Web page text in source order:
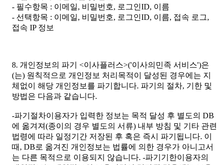
- 필수항목 : 이메일, 비밀번호, 로그인ID, 이름
- 선택항목 : 이메일, 비밀번호, 로그인ID, 이름, 접속 로그,
접속 IP 정보
8. 개인정보의 파기 <이사플러스>('이사의민족 서비스')은
(는) 원칙적으로 개인정보 처리목적이 달성된 경우에는 지
체없이 해당 개인정보를 파기합니다. 파기의 절차, 기한 및
방법은 다음과 같습니다.
-파기절차이용자가 입력한 정보는 목적 달성 후 별도의 DB
에 옮겨져(종이의 경우 별도의 서류) 내부 방침 및 기타 관련
법령에 따라 일정기간 저장된 후 혹은 즉시 파기됩니다. 이
때, DB로 옮겨진 개인정보는 법률에 의한 경우가 아니고서
는 다른 목적으로 이용되지 않습니다. -파기기한이용자의